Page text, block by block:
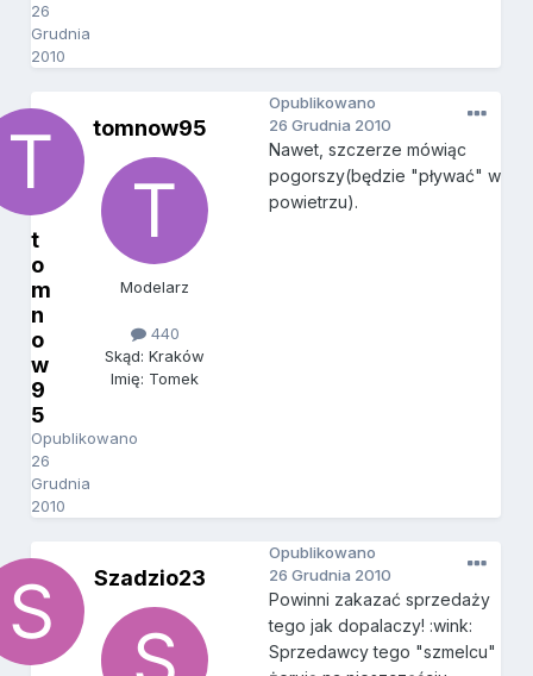
26
Grudnia
2010
t
o
m
n
o
w
9
5
Opublikowano
26
Grudnia
2010
tomnow95
Modelarz
440
Skąd: Kraków
Imię: Tomek
Opublikowano
26 Grudnia 2010
Nawet, szczerze mówiąc
pogorszy(będzie "pływać" w
powietrzu).
Szadzio23
Opublikowano
26 Grudnia 2010
Powinni zakazać sprzedaży
tego jak dopalaczy! :wink:
Sprzedawcy tego "szmelcu"